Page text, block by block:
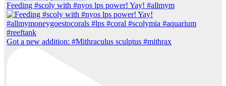
Feeding #scoly with #nyos lps power! Yay! #allmym
Got a new addition: #Mithraculus sculptus #mithrax